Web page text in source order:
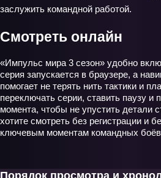
заслужить командной работой.
Смотреть онлайн
«Импульс мира 3 сезон» удобно
серия запускается в браузере, а
помогает не терять нить тактики и
переключать серии, ставить паузу и
момента, чтобы не упустить детали
хотите смотреть без регистрации и
ключевым моментам командных